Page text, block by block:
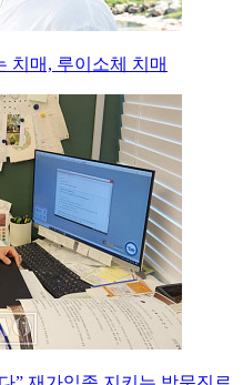
치매, 루이소체 치매